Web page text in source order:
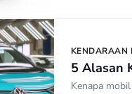
KENDARAAN
5 Alasan
Kenapa